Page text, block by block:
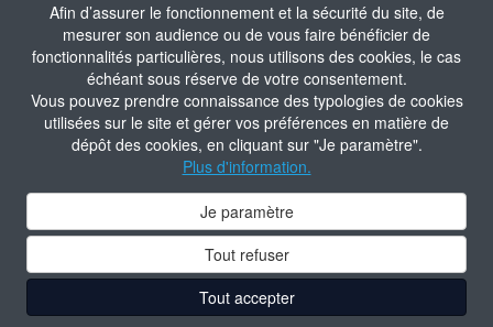
Afin d’assurer le fonctionnement et la sécurité du site, de
mesurer son audience ou de vous faire bénéficier de
fonctionnalités particulières, nous utilisons des cookies, le cas
échéant sous réserve de votre consentement.
Vous pouvez prendre connaissance des typologies de cookies
utilisées sur le site et gérer vos préférences en matière de
dépôt des cookies, en cliquant sur "Je paramètre".
Plus d'information.
Je paramètre
Tout refuser
Tout accepter